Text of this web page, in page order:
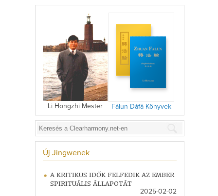
Li Hongzhi Mester Fálun Dáfá Könyvek
Új Jingwenek
A KRITIKUS IDŐK FELFEDIK AZ EMBER
SPIRITUÁLIS ÁLLAPOTÁT
2025-02-02